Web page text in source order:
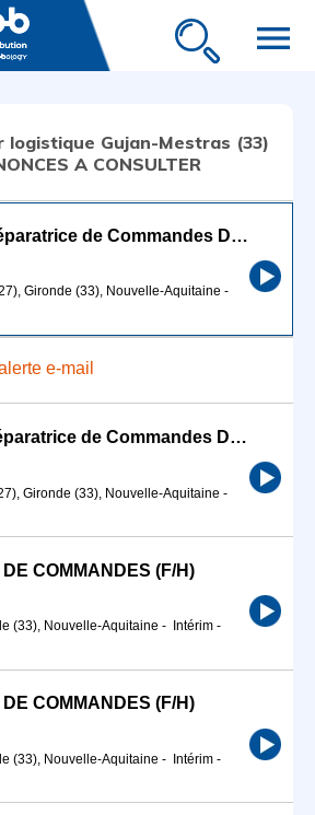
menu
logistique Gujan-Mestras (33)
A CONSULTER
Préparateur / Préparatrice de Commandes Drive H/F
Gironde (33), Nouvelle-Aquitaine -
e-mail
Préparateur / Préparatrice de Commandes Drive H/F
Gironde (33), Nouvelle-Aquitaine -
COMMANDES (F/H)
(33), Nouvelle-Aquitaine - Intérim -
COMMANDES (F/H)
(33), Nouvelle-Aquitaine - Intérim -